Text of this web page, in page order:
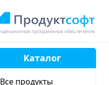
Каталог
Все продукты